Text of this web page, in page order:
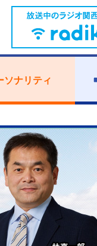
ソナリティ